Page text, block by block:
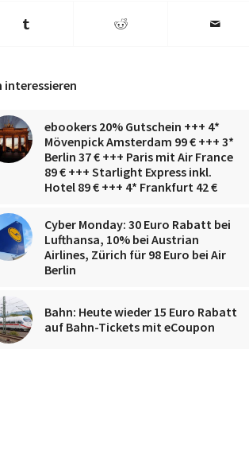
interessieren
ebookers 20% Gutschein +++ 4*
Mövenpick Amsterdam 99 € +++ 3*
Berlin 37 € +++ Paris mit Air France
89 € +++ Starlight Express inkl.
Hotel 89 € +++ 4* Frankfurt 42 €
Cyber Monday: 30 Euro Rabatt bei
Lufthansa, 10% bei Austrian
Airlines, Zürich für 98 Euro bei Air
Berlin
Bahn: Heute wieder 15 Euro Rabatt
auf Bahn-Tickets mit eCoupon